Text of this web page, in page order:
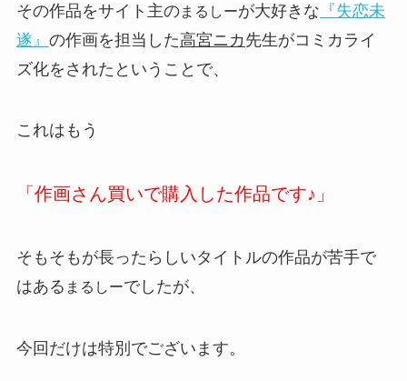
その作品をサイト主のまるしーが大好きな 『失恋未
遂』 の作画を担当した高宮ニカ先生がコミカライ
ズ化をされたということで、
これはもう
「作画さん買いで購入した作品です♪」
そもそもが長ったらしいタイトルの作品が苦手で
はある まるしーでしたが、
今回だけは特別でございます。